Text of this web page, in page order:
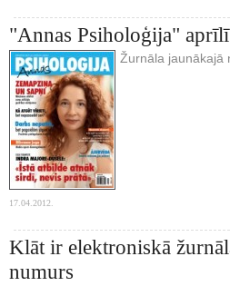
"Annas Psiholoģija" aprīlī
Žurnāla jaunākajā
17.04.2012.
Klāt ir elektroniskā
numurs